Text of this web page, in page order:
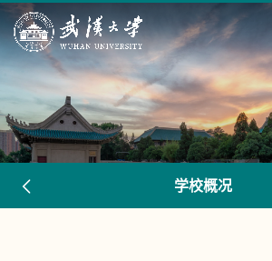
学校概况